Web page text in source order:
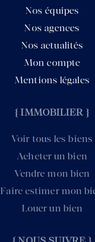
Nos équipes
Nos agences
Nos actualités
Mon compte
Mentions légales
{ IMMOBILIER }
Voir tous les biens
Acheter un bien
Vendre mon bien
Faire estimer mon
Louer un bien